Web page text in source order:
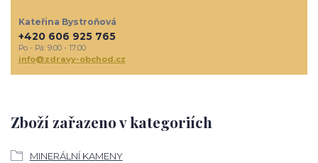
Zboží zařazeno v kategoriích
MINERÁLNÍ KAMENY
Kateřina Bystroňová
+420 606 925 765
Po - Pá: 9:00 - 17:00
info@zdravy-obchod.cz